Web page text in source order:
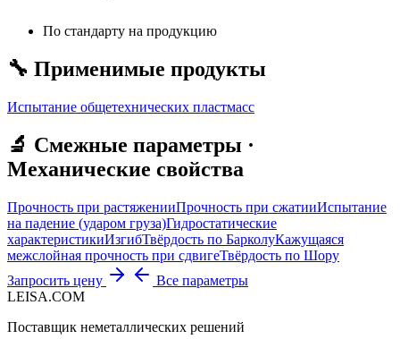
По стандарту на продукцию
🔧 Применимые продукты
Испытание общетехнических пластмасс
🔬 Смежные параметры ·
Механические свойства
Прочность при растяженииПрочность при сжатииИспытание
на падение (ударом груза)Гидростатические
характеристикиИзгибТвёрдость по БарколуКажущаяся
межслойная прочность при сдвигеТвёрдость по Шору
Запросить цену
Все параметры
LEISA.COM
Поставщик неметаллических решений